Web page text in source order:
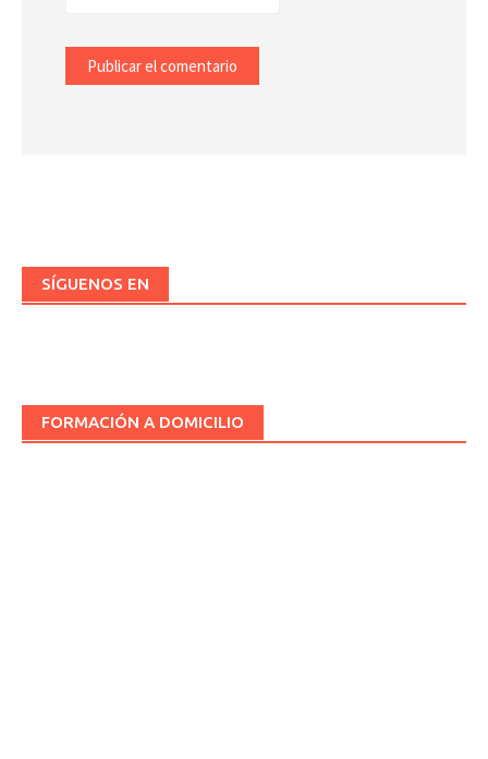
SÍGUENOS EN
FORMACIÓN A DOMICILIO